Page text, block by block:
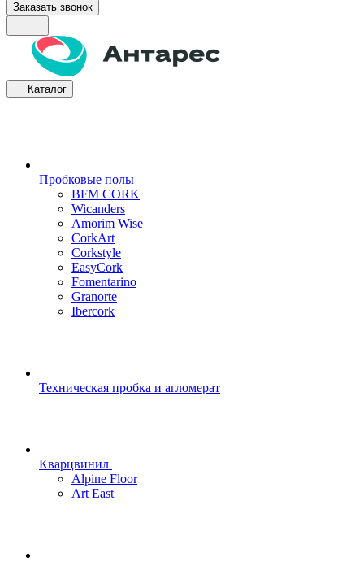
Заказать звонок
Каталог
Пробковые полы
BFM CORK
Wicanders
Amorim Wise
CorkArt
Corkstyle
EasyCork
Fomentarino
Granorte
Ibercork
Техническая пробка и агломерат
Кварцвинил
Alpine Floor
Art East